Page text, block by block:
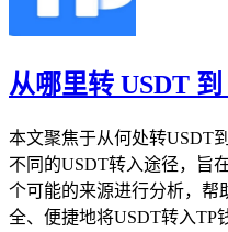
从哪里转 USDT
本文聚焦于从何处转USDT
不同的USDT转入途径，旨
个可能的来源进行分析，帮
全、便捷地将USDT转入TP